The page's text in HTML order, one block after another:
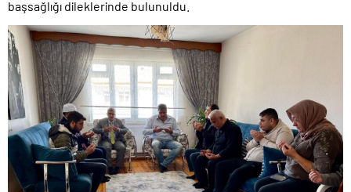
başsağlığı dileklerinde bulunuldu.